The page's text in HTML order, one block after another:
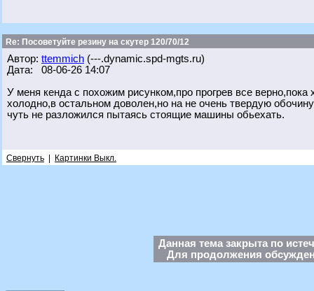
Re: Посоветуйте резину на скутер 120/70/12
Автор: ttemmich (---.dynamic.spd-mgts.ru)
Дата: 08-06-26 14:07
У меня кенда с похожим рисунком,про прогрев все верно,пока
холодно,в остальном доволен,но на не очень твердую
чуть не разложился пытаясь стоящие машины обьехать.
Свернуть Картинки Выкл.
Данная тема закрыта по
Для продолжения